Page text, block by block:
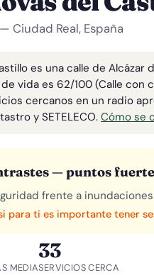
— Ciudad Real, España
es una calle de Alcázar
vida es 62/100 (Calle
cercanos en un radio
y SETELECO.Cómo se
— puntos
frente a
para ti es importante tener
MEDIA
33
SERVICIOS CERCA